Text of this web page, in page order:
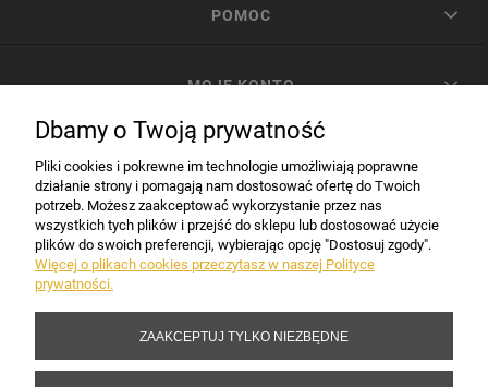
POMOC
MOJE KONTO
INFORMACJE
Copyright 2017-2026 Sakramento.pl
Dbamy o Twoją prywatność
Pliki cookies i pokrewne im technologie umożliwiają poprawne
działanie strony i pomagają nam dostosować ofertę do Twoich
potrzeb. Możesz zaakceptować wykorzystanie przez nas
wszystkich tych plików i przejść do sklepu lub dostosować użycie
plików do swoich preferencji, wybierając opcję "Dostosuj zgody".
Więcej o plikach cookies przeczytasz w naszej Polityce
prywatności.
ZAAKCEPTUJ TYLKO NIEZBĘDNE